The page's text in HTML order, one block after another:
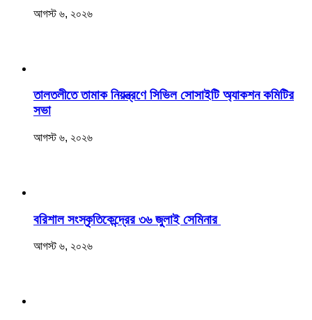
আগস্ট ৬, ২০২৬
তালতলীতে তামাক নিয়ন্ত্রণে সিভিল সোসাইটি অ্যাকশন কমিটির
সভা
আগস্ট ৬, ২০২৬
বরিশাল সংস্কৃতিকেন্দ্রের ৩৬ জুলাই সেমিনার
আগস্ট ৬, ২০২৬